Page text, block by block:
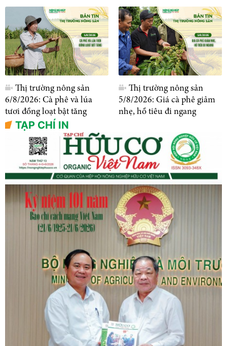
Thị trường nông sản
6/8/2026: Cà phê và lúa
tươi đồng loạt bật tăng
Thị trường nông sản
5/8/2026: Giá cà phê giảm
nhẹ, hồ tiêu đi ngang
TẠP CHÍ IN